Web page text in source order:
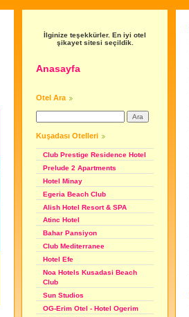
İlginize teşekkürler. En iyi otel
şikayet sitesi seçildik.
Anasayfa
Otel Ara
Kuşadası Otelleri
Club Prestige Residence Hotel
Prelude 2 Apartments
Hotel Minay
Egeria Beach Club
Alish Hotel Resort & SPA
Atinc Hotel
Bahar Pansiyon
Club Mediterranee
Hotel Efe
Noa Hotels Kusadasi Beach
Club
Sun Studios
OG-Erim Otel - Hotel Ogerim